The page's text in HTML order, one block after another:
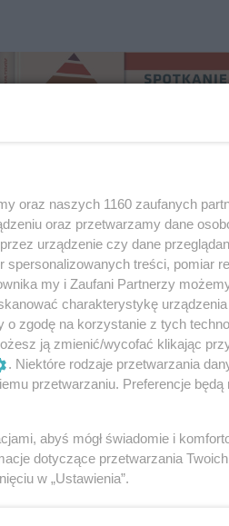
dom – spotkanie z Jędrzejem
2026, 17:30
Pomorska
wykłady, konferencje
oraz naszych 1160 zaufanych
oraz przetwarzamy dane
urządzenie czy dane
treści, pomiar
my i Zaufani Partnerzy
charakterystykę
zgodę na korzystanie z tych
ją zmienić/wycofać klikając
. Niektóre rodzaje przetwarzania
przetwarzaniu. Preferencje będą
abyś mógł świadomie i
dotyczące przetwarzania
w „Ustawienia”.